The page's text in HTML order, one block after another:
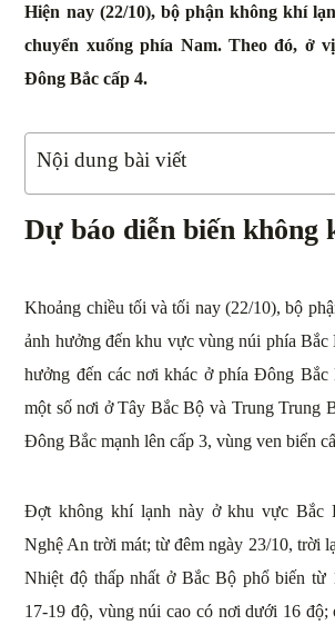
Hiện nay (22/10), bộ phận không khí
chuyển xuống phía Nam. Theo đó, ở
Đông Bắc cấp 4.
Nội dung bài viết
Dự báo diễn biến không
Khoảng chiều tối và tối nay (22/10), bộ
ảnh hưởng đến khu vực vùng núi phía Bắc
hưởng đến các nơi khác ở phía Đông
một số nơi ở Tây Bắc Bộ và Trung Trung
Đông Bắc mạnh lên cấp 3, vùng ven biển
Đợt không khí lạnh này ở khu vực Bắc
Nghệ An trời mát; từ đêm ngày 23/10, trời
Nhiệt độ thấp nhất ở Bắc Bộ phổ biến từ
17-19 độ, vùng núi cao có nơi dưới 16 độ;